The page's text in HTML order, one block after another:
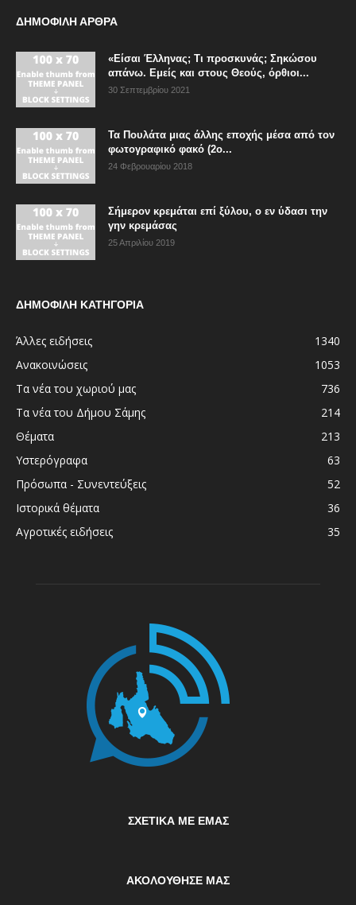
ΔΗΜΟΦΙΛΗ ΑΡΘΡΑ
«Είσαι Έλληνας; Τι προσκυνάς; Σηκώσου
απάνω. Εμείς και στους Θεούς, όρθιοι...
30 Σεπτεμβρίου 2021
Τα Πουλάτα μιας άλλης εποχής μέσα από τον
φωτογραφικό φακό (2ο...
24 Φεβρουαρίου 2018
Σήμερον κρεμάται επί ξύλου, ο εν ύδασι την
γην κρεμάσας
25 Απριλίου 2019
ΔΗΜΟΦΙΛΗ ΚΑΤΗΓΟΡΙΑ
Άλλες ειδήσεις
1340
Ανακοινώσεις
1053
Τα νέα του χωριού μας
736
Τα νέα του Δήμου Σάμης
214
Θέματα
213
Υστερόγραφα
63
Πρόσωπα - Συνεντεύξεις
52
Ιστορικά θέματα
36
Αγροτικές ειδήσεις
35
ΣΧΕΤΙΚΆ ΜΕ ΕΜΆΣ
ΑΚΟΛΟΥΘΗΣΕ ΜΑΣ